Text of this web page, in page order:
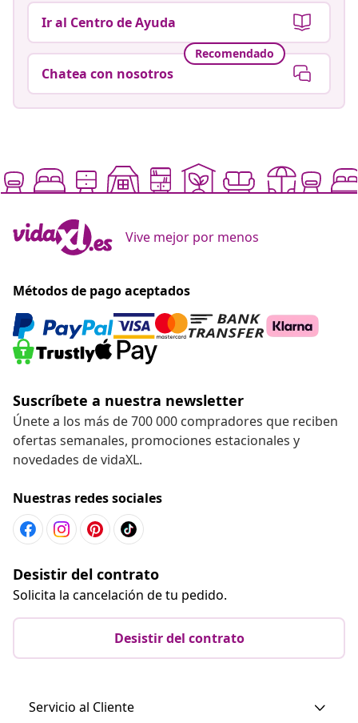
Ir al Centro de Ayuda
Recomendado
Chatea con nosotros
Vive mejor por menos
Métodos de pago aceptados
Suscríbete a nuestra newsletter
Únete a los más de 700 000 compradores que reciben
ofertas semanales, promociones estacionales y
novedades de vidaXL.
Nuestras redes sociales
Desistir del contrato
Solicita la cancelación de tu pedido.
Desistir del contrato
Servicio al Cliente